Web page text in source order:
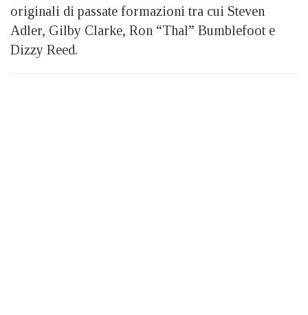
originali di passate formazioni tra cui Steven
Adler, Gilby Clarke, Ron “Thal” Bumblefoot e
Dizzy Reed.